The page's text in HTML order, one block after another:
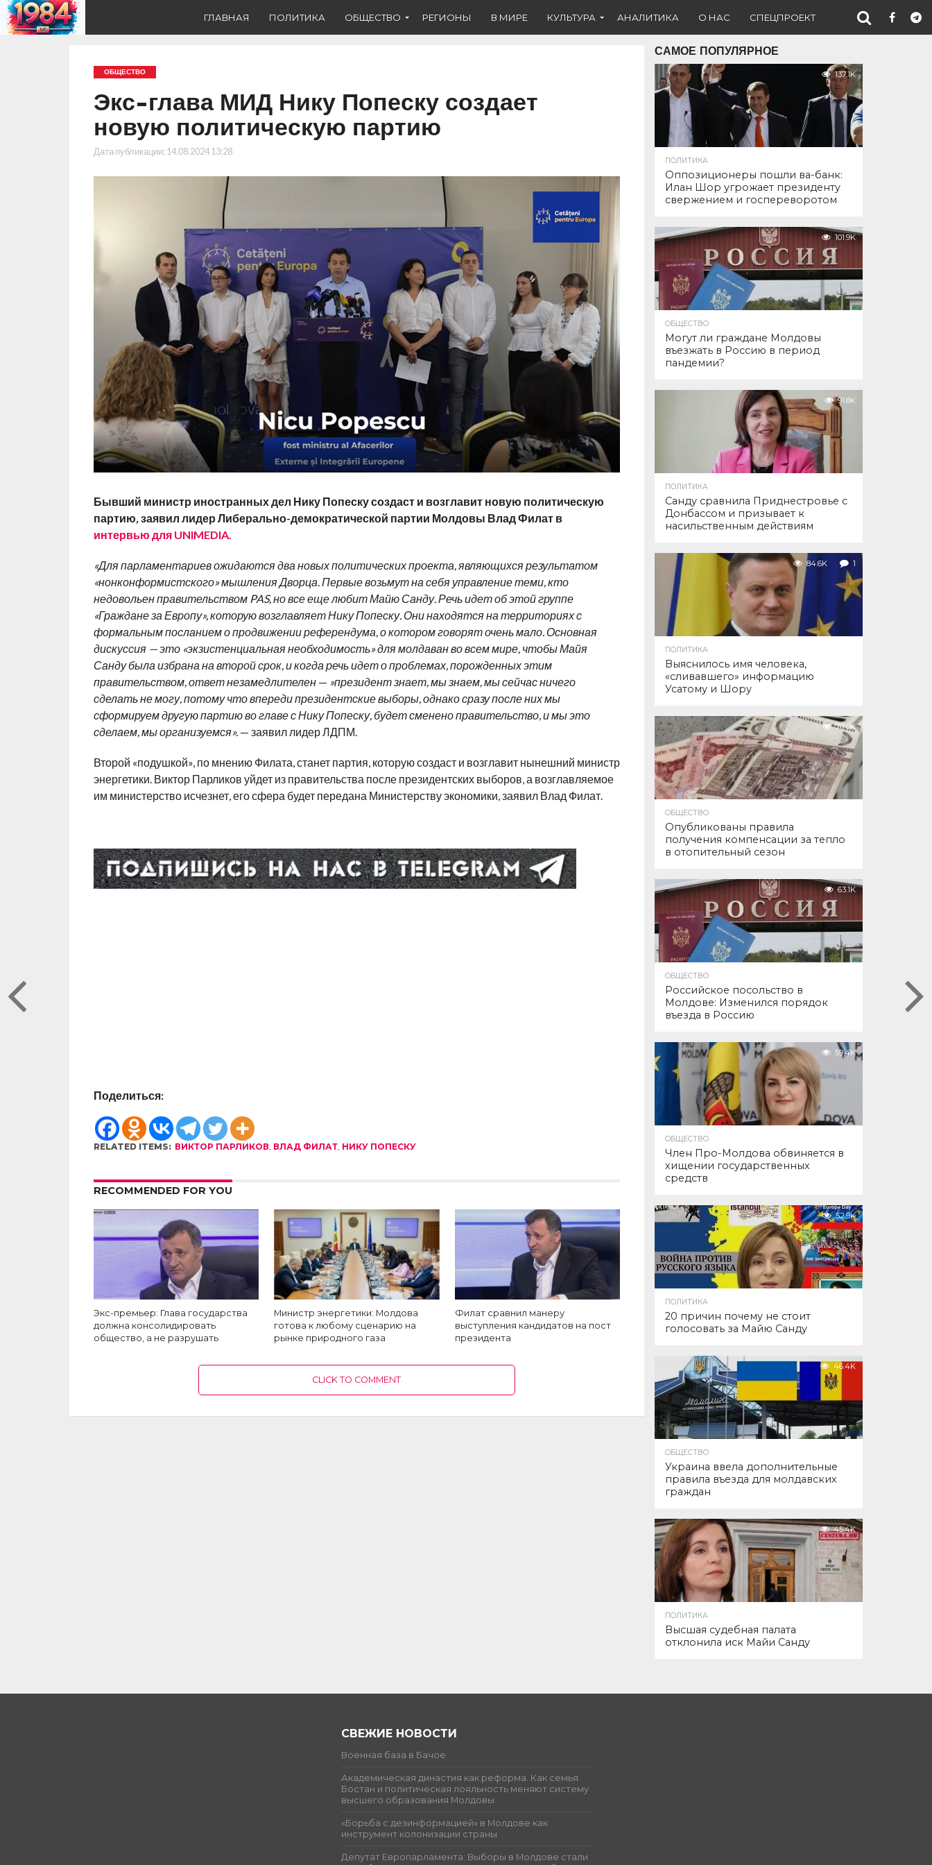
ГЛАВНАЯ ПОЛИТИКА ОБЩЕСТВО РЕГИОНЫ В МИРЕ КУЛЬТУРА АНАЛИТИКА О НАС СПЕЦПРОЕКТ
ОБЩЕСТВО
Экс-глава МИД Нику Попеску создает
новую политическую партию
Дата публикации: 14.08.2024 13:28
Бывший министр иностранных дел Нику Попеску создаст и возглавит новую политическую
партию,заявил лидер Либерально-демократической партии Молдовы Влад Филат в
интервью для UNIMEDIA.
«Для парламентариев ожидаются два новых политических проекта, являющихся результатом
«нонконформистского» мышления Дворца.Первые возьмут на себя управление теми, кто
недовольен правительством PAS, но все еще любит Майю Санду. Речь идет об этой группе
«Граждане за Европу», которую возглавляет Нику Попеску. Они находятся на территориях с
формальным посланием о продвижении референдума, о котором говорят очень мало. Основная
дискуссия — это «экзистенциальная необходимость» для молдаван во всем мире, чтобы Майя
Санду была избрана на второй срок, и когда речь идет о проблемах, порожденных этим
правительством, ответ незамедлителен— ​​»президент знает, мы знаем, мы сейчас ничего
сделать не могу, потому что впереди президентские выборы, однако сразу после них мы
сформируем другую партию во главе с Нику Попеску, будет сменено правительство, и мы это
сделаем, мы организуемся». — заявил лидер ЛДПМ.
Второй «подушкой», по мнению Филата, станет партия, которую создаст и возглавит нынешний министр
энергетики. Виктор Парликов уйдет из правительства после президентских выборов, а возглавляемое
им министерство исчезнет, ​​его сфера будет передана Министерству экономики, заявил Влад Филат.
Поделиться:
RELATED ITEMS: ВИКТОР ПАРЛИКОВ, ВЛАД ФИЛАТ, НИКУ ПОПЕСКУ
RECOMMENDED FOR YOU
Экс-премьер: Глава государства
должна консолидировать
общество, а не разрушать
Министр энергетики: Молдова
готова к любому сценарию на
рынке природного газа
Филат сравнил манеру
выступления кандидатов на пост
президента
CLICK TO COMMENT
САМОЕ ПОПУЛЯРНОЕ
137.1K
ПОЛИТИКА
Оппозиционеры пошли ва-банк:
Илан Шор угрожает президенту
свержением и госпереворотом
101.9K
ОБЩЕСТВО
Могут ли граждане Молдовы
въезжать в Россию в период
пандемии?
91.8K
ПОЛИТИКА
Санду сравнила Приднестровье с
Донбассом и призывает к
насильственным действиям
84.6K 1
ПОЛИТИКА
Выяснилось имя человека,
«сливавшего» информацию
Усатому и Шору
77.0K
ОБЩЕСТВО
Опубликованы правила
получения компенсации за тепло
в отопительный сезон
63.1K
ОБЩЕСТВО
Российское посольство в
Молдове: Изменился порядок
въезда в Россию
59.4K
ОБЩЕСТВО
Член Про-Молдова обвиняется в
хищении государственных
средств
52.9K
ПОЛИТИКА
20 причин почему не стоит
голосовать за Майю Санду
46.4K
ОБЩЕСТВО
Украина ввела дополнительные
правила въезда для молдавских
граждан
45.4K
ПОЛИТИКА
Высшая судебная палата
отклонила иск Майи Санду
СВЕЖИЕ НОВОСТИ
Военная база в Бачое
Академическая династия как реформа. Как семья
Бостан и политическая лояльность меняют систему
высшего образования Молдовы
«Борьба с дезинформацией» в Молдове как
инструмент колонизации страны
Депутат Европарламента: Выборы в Молдове стали